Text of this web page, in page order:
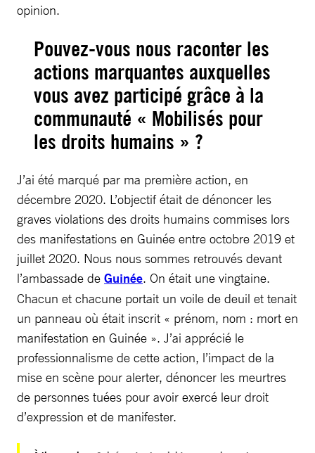
opinion.
Pouvez-vous nous raconter les
actions marquantes auxquelles
vous avez participé grâce à la
communauté « Mobilisés pour
les droits humains » ?
J’ai été marqué par ma première action, en
décembre 2020. L’objectif était de dénoncer les
graves violations des droits humains commises lors
des manifestations en Guinée entre octobre 2019 et
juillet 2020. Nous nous sommes retrouvés devant
l’ambassade de Guinée. On était une vingtaine.
Chacun et chacune portait un voile de deuil et tenait
un panneau où était inscrit « prénom, nom : mort en
manifestation en Guinée ». J’ai apprécié le
professionnalisme de cette action, l’impact de la
mise en scène pour alerter, dénoncer les meurtres
de personnes tuées pour avoir exercé leur droit
d’expression et de manifester.